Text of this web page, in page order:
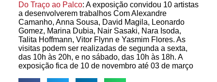
Do Traço ao Palco: A exposição convidou 10 artistas
a desenvolverem trabalhos Com Alexandre
Camanho, Anna Sousa, David Magila, Leonardo
Gomez, Marina Dubia, Nair Sasaki, Nara Isoda,
Talita Hoffmann, Vitor Flynn e Yasmim Flores. As
visitas podem ser realizadas de segunda a sexta,
das 10h às 20h, e no sábado, das 10h às 18h. A
exposição fica de 10 de novembro até 03 de março